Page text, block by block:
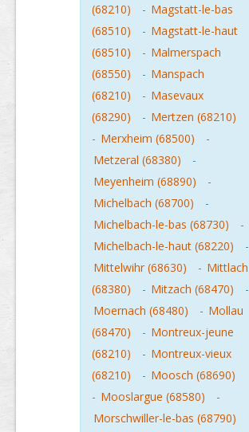
(68210)
- Magstatt-le-bas
(68510)
- Magstatt-le-haut
(68510)
- Malmerspach
(68550)
- Manspach
(68210)
- Masevaux
(68290)
- Mertzen (68210)
- Merxheim (68500)
-
Metzeral (68380)
-
Meyenheim (68890)
-
Michelbach (68700)
-
Michelbach-le-bas (68730)
-
Michelbach-le-haut (68220)
-
Mittelwihr (68630)
- Mittlach
(68380)
- Mitzach (68470)
-
Moernach (68480)
- Mollau
(68470)
- Montreux-jeune
(68210)
- Montreux-vieux
(68210)
- Moosch (68690)
- Mooslargue (68580)
-
Morschwiller-le-bas (68790)